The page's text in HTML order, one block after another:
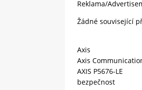
Reklama/
Žádné související
Axis
Axis
AXIS P5676-LE
bezpečnost